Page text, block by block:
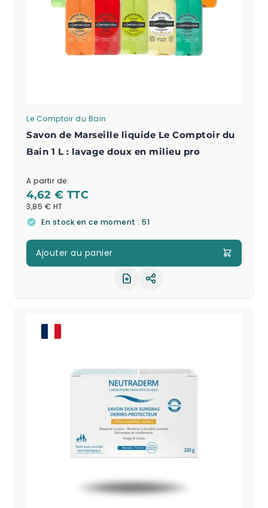
Le Comptoir du Bain
Savon de Marseille liquide Le Comptoir du
Bain 1 L : lavage doux en milieu pro
A partir de:
4,62 €
3,85 €
En stock en ce moment : 51
Ajouter au panier
Partager le produit